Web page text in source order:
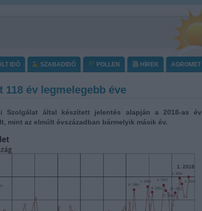
IDŐ SZABADIDŐ POLLEN HÍREK AGROMET
118 év legmelegebb éve
Szolgálat által készített jelentés alapján a 2018-as év
mint az elmúlt évszázadban bármelyik másik év.